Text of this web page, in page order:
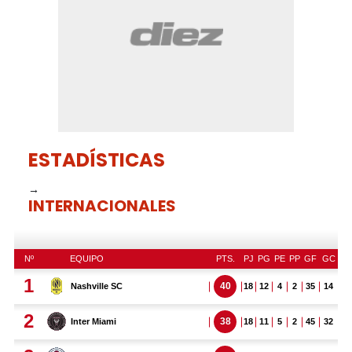
ESTADÍSTICAS
→
INTERNACIONALES